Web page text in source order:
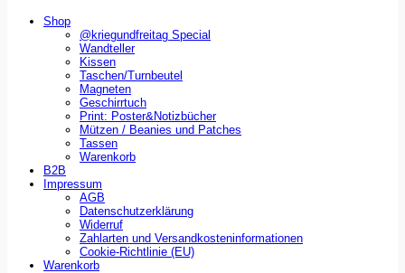
Shop
@kriegundfreitag Special
Wandteller
Kissen
Taschen/Turnbeutel
Magneten
Geschirrtuch
Print: Poster&Notizbücher
Mützen / Beanies und Patches
Tassen
Warenkorb
B2B
Impressum
AGB
Datenschutzerklärung
Widerruf
Zahlarten und Versandkosteninformationen
Cookie-Richtlinie (EU)
Warenkorb